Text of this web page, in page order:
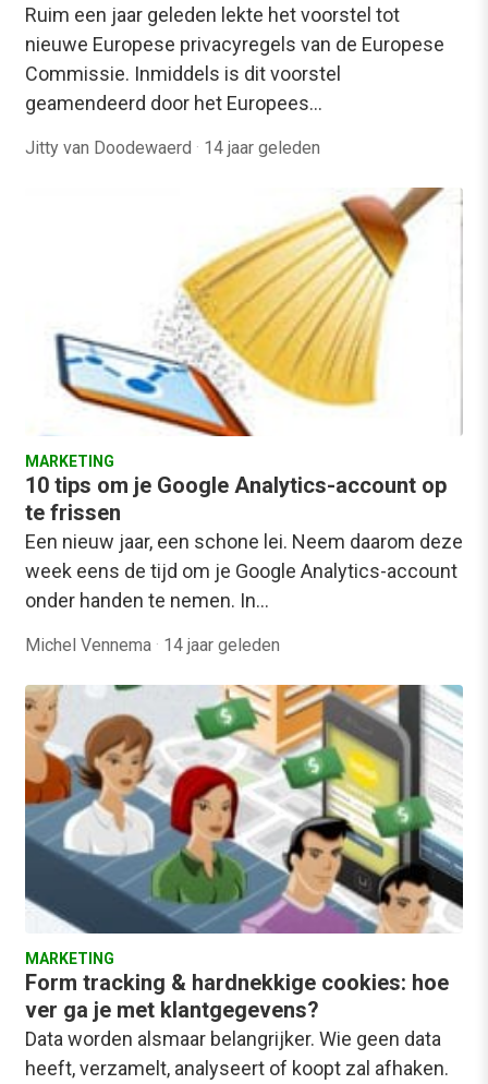
Ruim een jaar geleden lekte het voorstel tot
nieuwe Europese privacyregels van de Europese
Commissie. Inmiddels is dit voorstel
geamendeerd door het Europees…
Jitty van Doodewaerd · 14 jaar geleden
MARKETING
10 tips om je Google Analytics-account op
te frissen
Een nieuw jaar, een schone lei. Neem daarom deze
week eens de tijd om je Google Analytics-account
onder handen te nemen. In…
Michel Vennema · 14 jaar geleden
MARKETING
Form tracking & hardnekkige cookies: hoe
ver ga je met klantgegevens?
Data worden alsmaar belangrijker. Wie geen data
heeft, verzamelt, analyseert of koopt zal afhaken.